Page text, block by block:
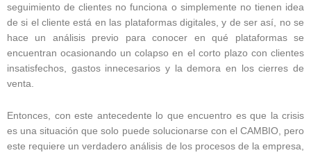
seguimiento de clientes no funciona o simplemente no tienen idea
de si el cliente está en las plataformas digitales, y de ser así, no se
hace un análisis previo para conocer en qué plataformas se
encuentran ocasionando un colapso en el corto plazo con clientes
insatisfechos, gastos innecesarios y la demora en los cierres de
venta.
Entonces, con este antecedente lo que encuentro es que la crisis
es una situación que solo puede solucionarse con el CAMBIO, pero
este requiere un verdadero análisis de los procesos de la empresa,